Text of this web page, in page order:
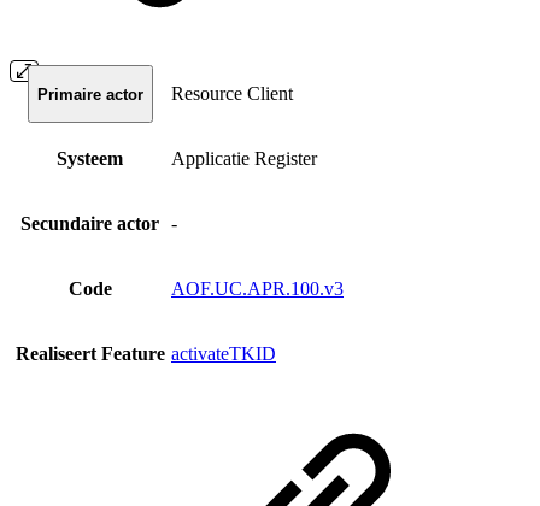
Primaire actor Resource Client
Systeem Applicatie Register
Secundaire actor -
Code AOF.UC.APR.100.v3
Realiseert Feature activateTKID